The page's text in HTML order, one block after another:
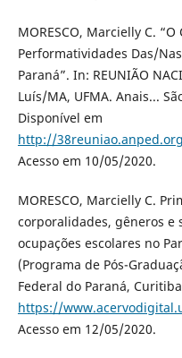
MORESCO, Marcielly C.
Performatividades Das/
Paraná”. In: REUNIÃO
Luís/MA, UFMA. Anais...
Disponível em
http://
Acesso em 10/05/2020.
MORESCO, Marcielly C.
corporalidades, gêneros e
ocupações escolares no
(Programa de Pós-
Federal do Paraná,
https://
Acesso em 12/05/2020.